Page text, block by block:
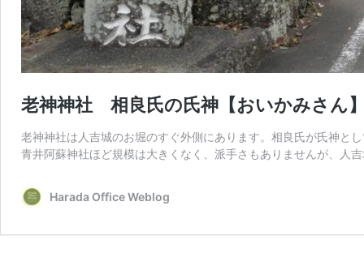
老神神社 相良氏の氏神【おいかみさん
老神神社は人吉城のお堀のすぐ外側にあります。相良氏が氏神と
青井阿蘇神社ほど規模は大きくなく、派手さもありませんが、人
Harada Office Weblog